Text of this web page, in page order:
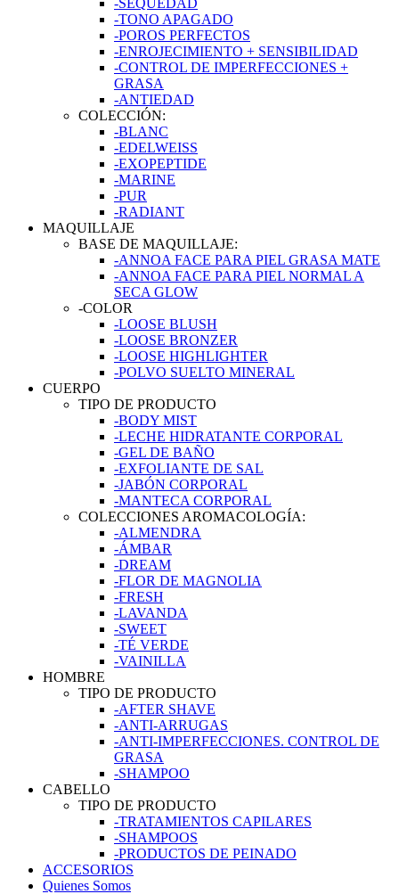
-SEQUEDAD
-TONO APAGADO
-POROS PERFECTOS
-ENROJECIMIENTO + SENSIBILIDAD
-CONTROL DE IMPERFECCIONES +
GRASA
-ANTIEDAD
COLECCIÓN:
-BLANC
-EDELWEISS
-EXOPEPTIDE
-MARINE
-PUR
-RADIANT
MAQUILLAJE
BASE DE MAQUILLAJE:
-ANNOA FACE PARA PIEL GRASA MATE
-ANNOA FACE PARA PIEL NORMAL A
SECA GLOW
-COLOR
-LOOSE BLUSH
-LOOSE BRONZER
-LOOSE HIGHLIGHTER
-POLVO SUELTO MINERAL
CUERPO
TIPO DE PRODUCTO
-BODY MIST
-LECHE HIDRATANTE CORPORAL
-GEL DE BAÑO
-EXFOLIANTE DE SAL
-JABÓN CORPORAL
-MANTECA CORPORAL
COLECCIONES AROMACOLOGÍA:
-ALMENDRA
-ÁMBAR
-DREAM
-FLOR DE MAGNOLIA
-FRESH
-LAVANDA
-SWEET
-TÉ VERDE
-VAINILLA
HOMBRE
TIPO DE PRODUCTO
-AFTER SHAVE
-ANTI-ARRUGAS
-ANTI-IMPERFECCIONES. CONTROL DE
GRASA
-SHAMPOO
CABELLO
TIPO DE PRODUCTO
-TRATAMIENTOS CAPILARES
-SHAMPOOS
-PRODUCTOS DE PEINADO
ACCESORIOS
Quienes Somos